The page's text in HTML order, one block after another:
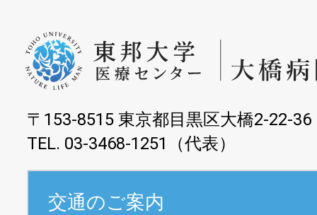
〒153-8515 東京都目黒区大橋2-22-36
TEL. 03-3468-1251（代表）
交通のご案内